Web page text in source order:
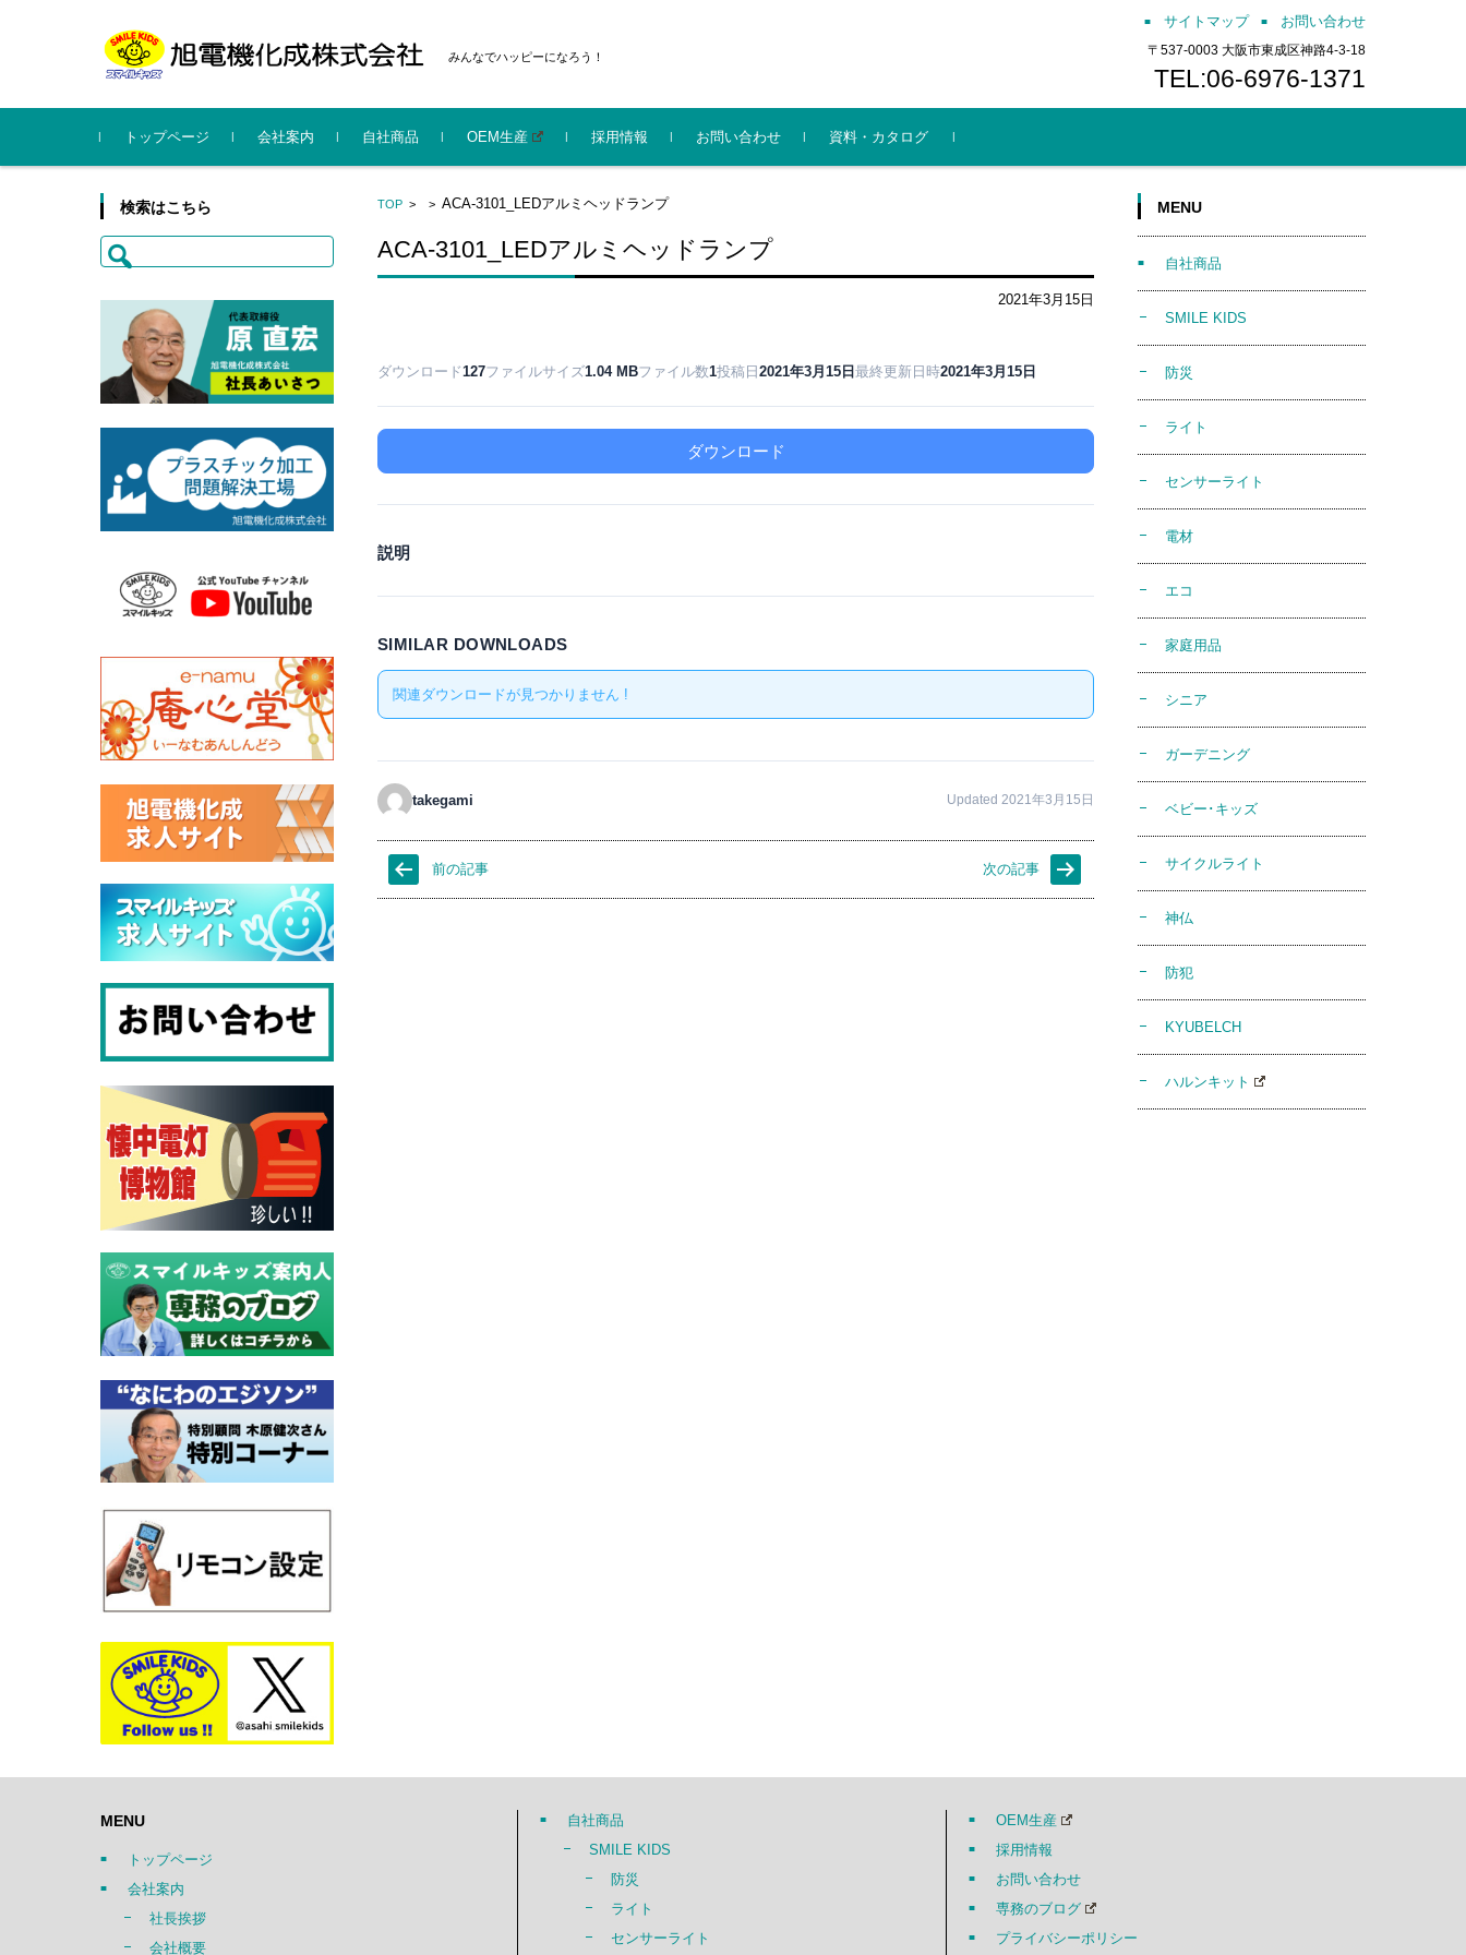
みんなでハッピーになろう！
サイトマップ お問い合わせ
〒537-0003 大阪市東成区神路4-3-18
TEL:06-6976-1371
コンテンツに移動
トップページ
会社案内
概要更新（2025.9）
案内パンフレット
自社商品 OEM生産 採用情報 お問い合わせ 資料・カタログ
TOP > >ACA-3101_LEDアルミヘッドランプ
ACA-3101_LEDアルミヘッドランプ
2021年3月15日
ダウンロード 127ファイルサイズ1.04 MBファイル数1投稿日2021年3月15日最終更新日時2021年3月15日
ダウンロード
説明
SIMILAR DOWNLOADS
関連ダウンロードが見つかりません !
takegami Updated 2021年3月15日
前の記事 次の記事
検索はこちら
検
索:
MENU
自社商品
SMILE KIDS
防災
ライト
センサーライト
電材
エコ
家庭用品
シニア
ガーデニング
ベビー･キッズ
サイクルライト
神仏
防犯
KYUBELCH
ハルンキット
MENU
トップページ
会社案内
社長挨拶
会社概要
自社商品
SMILE KIDS
防災
ライト
センサーライト
OEM生産
採用情報
お問い合わせ
専務のブログ
プライバシーポリシー